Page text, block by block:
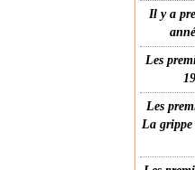
Il y a
Les
Les
La grippe